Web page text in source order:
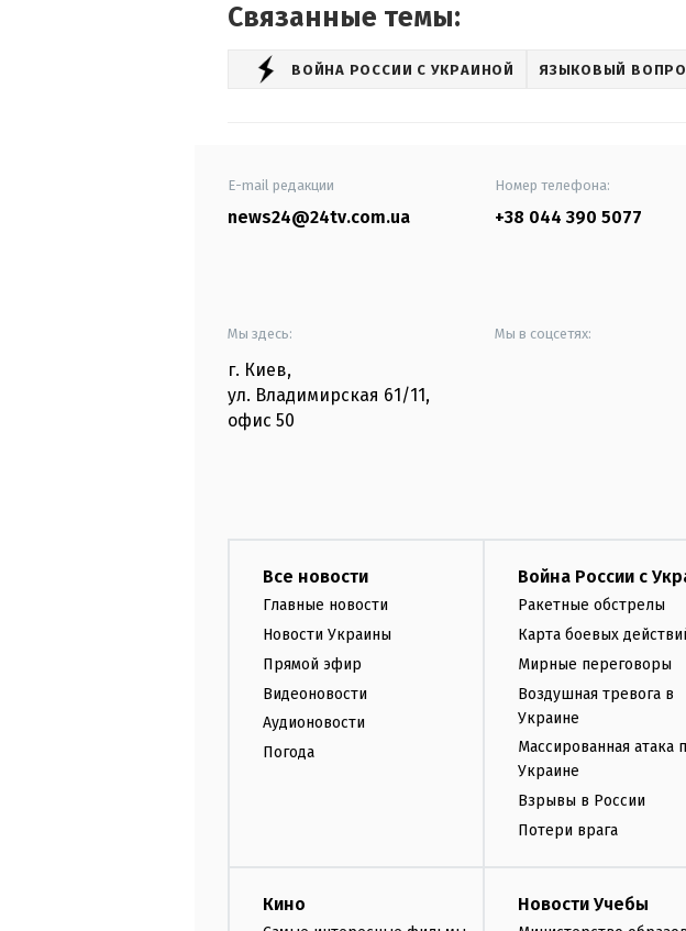
Связанные темы:
ВОЙНА РОССИИ С УКРАИНОЙ ЯЗЫКОВЫЙ
E-mail редакции
news24@24tv.com.ua
Номер телефона:
+38 044 390 5077
Мы здесь:
г. Киев,
ул. Владимирская 61/11,
офис 50
Мы в соцсетях:
Все новости
Главные новости
Новости Украины
Прямой эфир
Видеоновости
Аудионовости
Погода
Война России с
Ракетные обстрелы
Карта боевых
Мирные переговоры
Воздушная тревога в
Украине
Массированная атака
Украине
Взрывы в России
Потери врага
Кино Новости Учебы